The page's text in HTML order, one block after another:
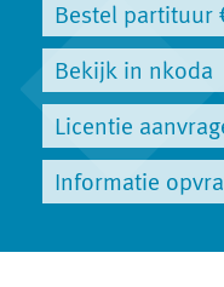
Bestel partituur
Bekijk in nkoda
Licentie
Informatie